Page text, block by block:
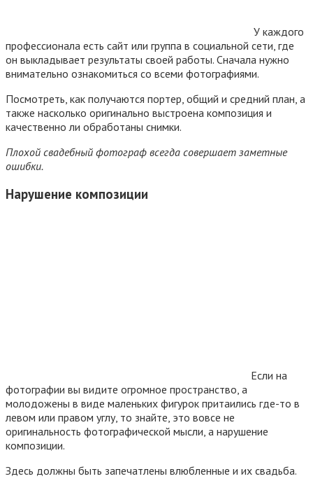
У каждого
профессионала есть сайт или группа в социальной сети, где
он выкладывает результаты своей работы. Сначала нужно
внимательно ознакомиться со всеми фотографиями.
Посмотреть, как получаются портер, общий и средний план, а
также насколько оригинально выстроена композиция и
качественно ли обработаны снимки.
Плохой свадебный фотограф всегда совершает заметные
ошибки.
Нарушение композиции
Если на
фотографии вы видите огромное пространство, а
молодожены в виде маленьких фигурок притаились где-то в
левом или правом углу, то знайте, это вовсе не
оригинальность фотографической мысли, а нарушение
композиции.
Здесь должны быть запечатлены влюбленные и их свадьба.